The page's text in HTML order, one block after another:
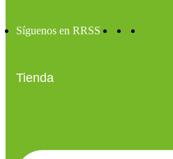
Síguenos en RRSS
Tienda